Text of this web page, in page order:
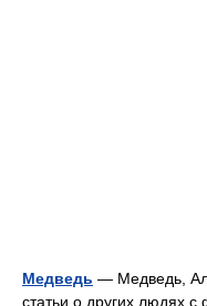
Медведь — Медведь,
статьи о других людях